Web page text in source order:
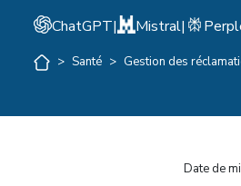
ChatGPT| Mistral|
> Santé > Gestion des
Date de